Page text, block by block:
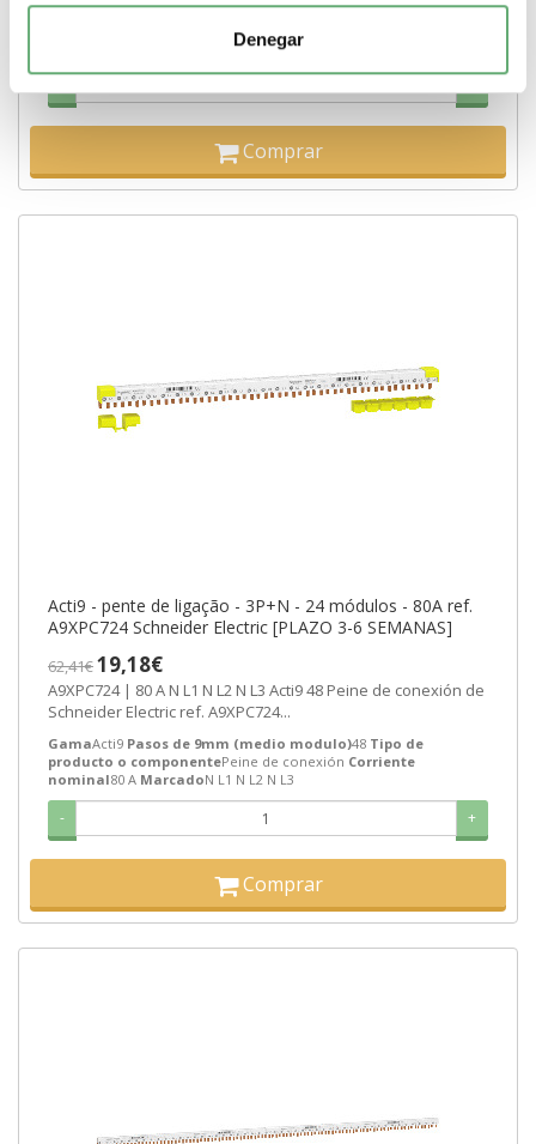
Denegar
GamaActi9 Pasos de 9mm (medio modulo)96 Tipo de
Peine de conexión
N L1 N L2 N L3
Comprar
Acti9 - pente de ligação - 3P+N - 24 módulos - 80A ref.
A9XPC724 Schneider Electric [PLAZO 3-6 SEMANAS]
62,41€19,18€
A9XPC724 | 80 A N L1 N L2 N L3 Acti9 48 Peine de conexión de
Schneider Electric ref. A9XPC724...
GamaActi9 Pasos de 9mm (medio modulo)48 Tipo de
producto o componentePeine de conexión Corriente
nominal80 A MarcadoN L1 N L2 N L3
- +
Comprar